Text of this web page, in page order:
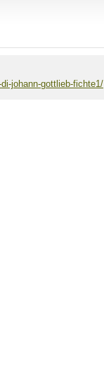
johann-gottlieb-fichte1/